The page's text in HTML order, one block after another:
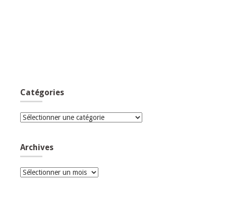
Catégories
Catégories
Archives
Archives